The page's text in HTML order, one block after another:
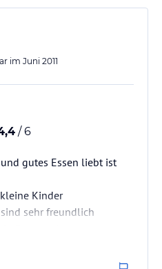
im Juni 2011
/ 6
gutes Essen liebt ist
Kinder
sehr freundlich
es die Deutschen